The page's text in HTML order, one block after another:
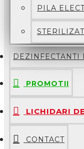
PILA
DEZINFECTANTI
PROMOTII
LICHIDARI
CONTACT